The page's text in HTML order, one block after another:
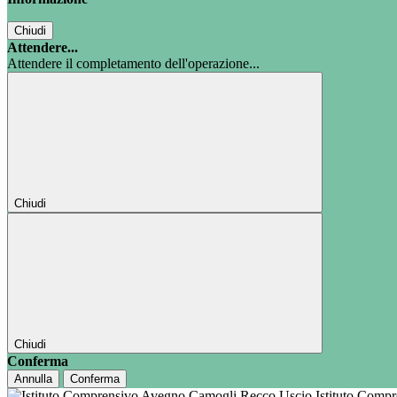
Chiudi
Attendere...
Attendere il completamento dell'operazione...
Chiudi
Chiudi
Conferma
Annulla Conferma